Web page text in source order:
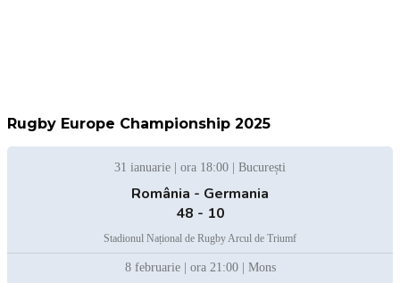
Rugby Europe Championship 2025
31 ianuarie | ora 18:00 | București
România - Germania
48 - 10
Stadionul Național de Rugby Arcul de Triumf
8 februarie | ora 21:00 | Mons